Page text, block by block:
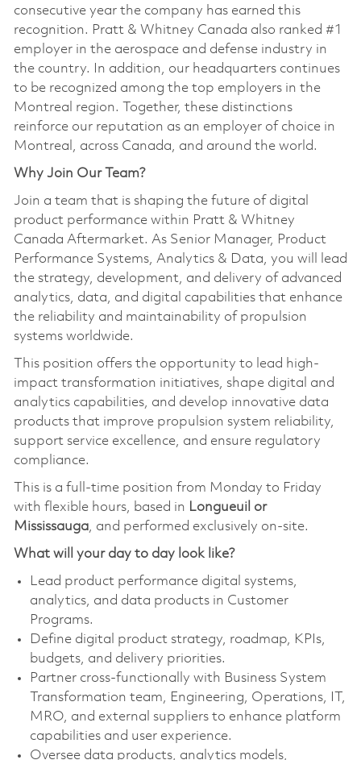
consecutive year the company has earned this
recognition. Pratt & Whitney Canada also ranked #1
employer in the aerospace and defense industry in
the country. In addition, our headquarters continues
to be recognized among the top employers in the
Montreal region. Together, these distinctions
reinforce our reputation as an employer of choice in
Montreal, across Canada, and around the world.
Why Join Our Team?
Join a team that is shaping the future of digital
product performance within Pratt & Whitney
Canada Aftermarket. As Senior Manager, Product
Performance Systems, Analytics & Data, you will lead
the strategy, development, and delivery of advanced
analytics, data, and digital capabilities that enhance
the reliability and maintainability of propulsion
systems worldwide.
This position offers the opportunity to lead high-
impact transformation initiatives, shape digital and
analytics capabilities, and develop innovative data
products that improve propulsion system reliability,
support service excellence, and ensure regulatory
compliance.
This is a full-time position from Monday to Friday
with flexible hours, based in Longueuil or
Mississauga, and performed exclusively on-site.
What will your day to day look like?
Lead product performance digital systems,
analytics, and data products in Customer
Programs.
Define digital product strategy, roadmap, KPIs,
budgets, and delivery priorities.
Partner cross-functionally with Business System
Transformation team, Engineering, Operations, IT,
MRO, and external suppliers to enhance platform
capabilities and user experience.
Oversee data products, analytics models,